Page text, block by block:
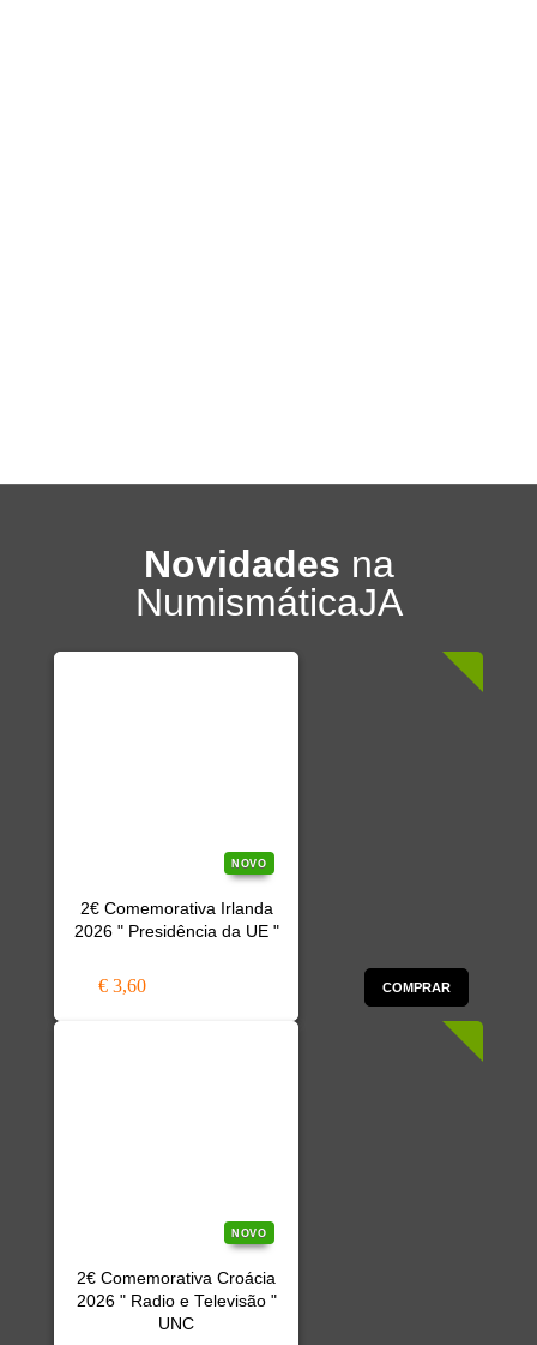
Novidades na
NumismáticaJA
NOVO
2€ Comemorativa Irlanda
2026 " Presidência da UE "
€ 3,60 COMPRAR
NOVO
2€ Comemorativa Croácia
2026 " Radio e Televisão "
UNC